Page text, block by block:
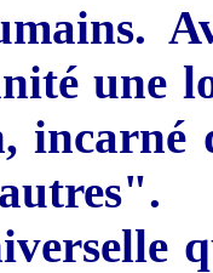
une
incarné